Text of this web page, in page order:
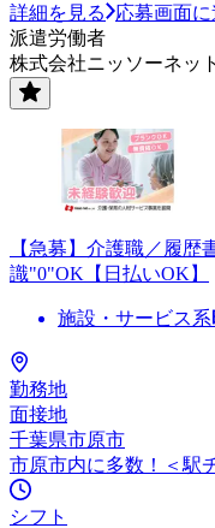
詳細を見る
応募画面に
派遣労働者
株式会社ニッソーネッ
【急募】介護職／履
識"0"OK【日払いOK】
施設・サービス系
勤務地
面接地
千葉県市原市
市原市内に多数！＜駅
シフト